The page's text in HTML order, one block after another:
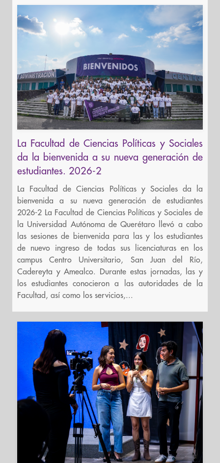
La Facultad de Ciencias Políticas y Sociales
da la bienvenida a su nueva generación de
estudiantes. 2026-2
La Facultad de Ciencias Políticas y Sociales da la
bienvenida a su nueva generación de estudiantes
2026-2 La Facultad de Ciencias Políticas y Sociales de
la Universidad Autónoma de Querétaro llevó a cabo
las sesiones de bienvenida para las y los estudiantes
de nuevo ingreso de todas sus licenciaturas en los
campus Centro Universitario, San Juan del Río,
Cadereyta y Amealco. Durante estas jornadas, las y
los estudiantes conocieron a las autoridades de la
Facultad, así como los servicios,...